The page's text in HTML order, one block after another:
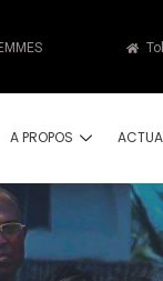
A PROPOS